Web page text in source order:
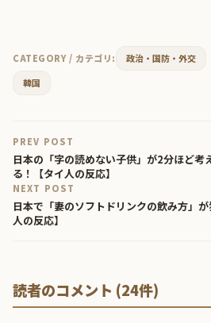
CATEGORY / カテゴリ: 政治・国防・外交
韓国
PREV POST
日本の「字の読めない子供」が2分ほど考
る！【タイ人の反応】
NEXT POST
日本で「妻のソフトドリンクの飲み方」
人の反応】
読者のコメント (24件)